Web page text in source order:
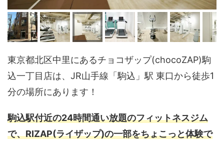
東京都北区中里にあるチョコザップ(chocoZAP)駒
込一丁目店は、JR山手線「駒込」駅 東口から徒歩1
分の場所にあります！
駒込駅付近の24時間通い放題のフィットネスジム
で、RIZAP(ライザップ)の一部をちょこっと体験で